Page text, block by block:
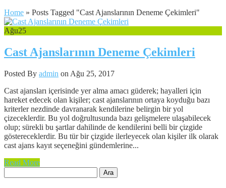
Home » Posts Tagged "Cast Ajanslarının Deneme Çekimleri"
Ağu25
Cast Ajanslarının Deneme Çekimleri
Posted By admin on Ağu 25, 2017
Cast ajansları içerisinde yer alma amacı güderek; hayalleri için
hareket edecek olan kişiler; cast ajanslarının ortaya koyduğu bazı
kriterler nezdinde davranarak kendilerine belirgin bir yol
çizeceklerdir. Bu yol doğrultusunda bazı gelişmelere ulaşabilecek
olup; sürekli bu şartlar dahilinde de kendilerini belli bir çizgide
göstereceklerdir. Bu tür bir çizgide ilerleyecek olan kişiler ilk olarak
cast ajans kayıt seçeneğini gündemlerine...
Read More